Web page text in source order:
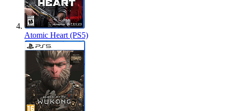
Atomic Heart (PS5)